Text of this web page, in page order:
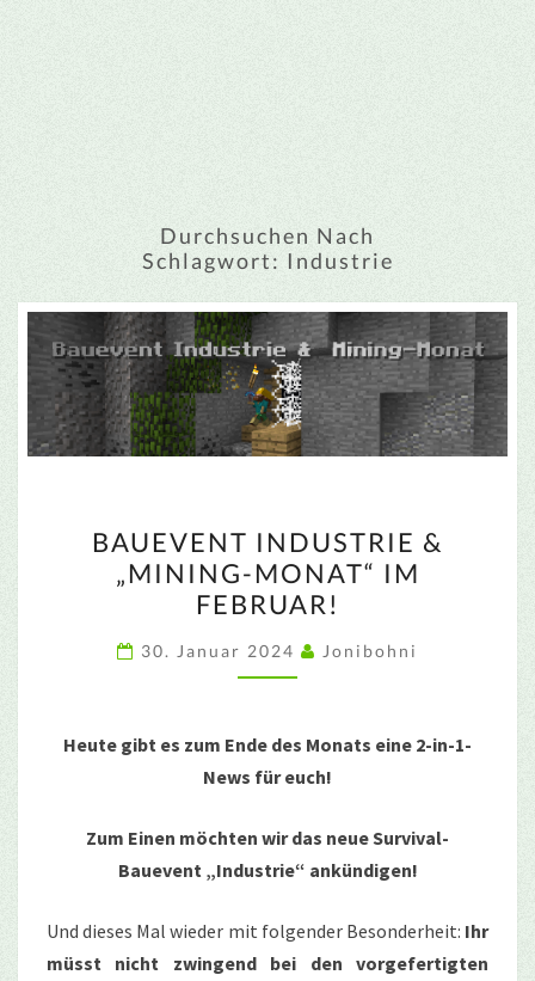
Durchsuchen Nach
Schlagwort: Industrie
INDUSTRIE
&
„MINING-
MONAT“
IM
BAUEVENT INDUSTRIE &
„MINING-MONAT“ IM
FEBRUAR!
30. Januar 2024 Jonibohni
Heute gibt es zum Ende des Monats eine 2-in-1-
News für euch!
Zum Einen möchten wir das neue Survival-
Bauevent „Industrie“ ankündigen!
Und dieses Mal wieder mit folgender Besonderheit: Ihr
müsst nicht zwingend bei den vorgefertigten